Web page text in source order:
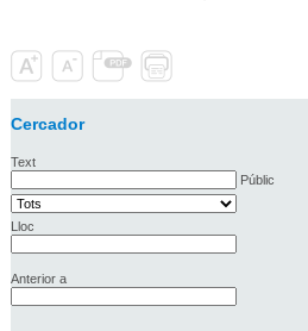
Cercador
Text
Públic
Lloc
Anterior a